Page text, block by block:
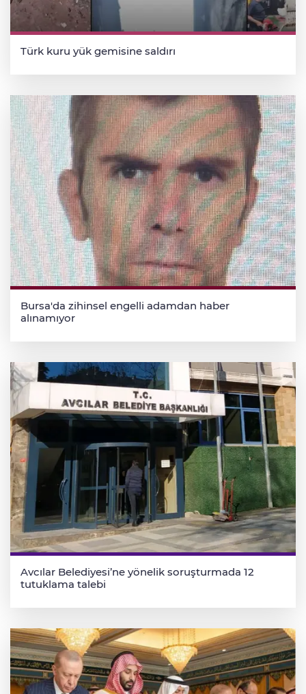
Türk kuru yük gemisine saldırı
Bursa'da zihinsel engelli adamdan haber
alınamıyor
Avcılar Belediyesi’ne yönelik soruşturmada 12
tutuklama talebi